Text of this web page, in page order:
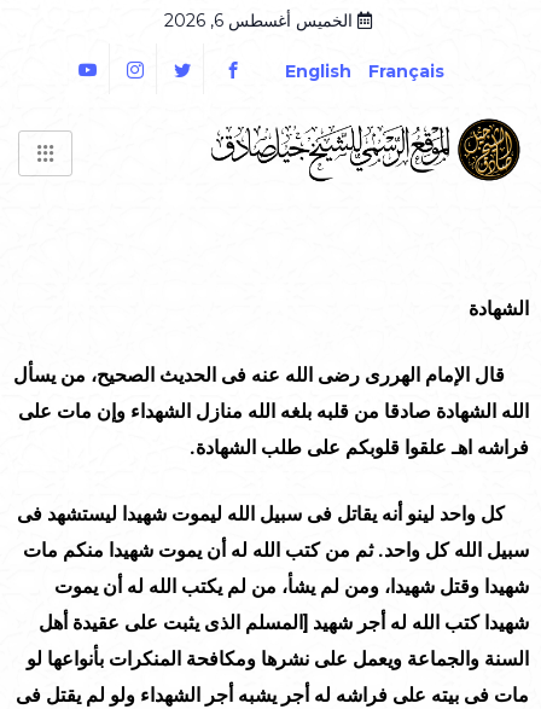
الخميس أغسطس 6, 2026
Français
English
الشهادة
قال الإمام الهررى رضى الله عنه فى الحديث الصحيح، من يسأل
الله الشهادة صادقا من قلبه بلغه الله منازل الشهداء وإن مات على
فراشه اهـ علقوا قلوبكم على طلب الشهادة.
كل واحد لينو أنه يقاتل فى سبيل الله ليموت شهيدا ليستشهد فى
سبيل الله كل واحد. ثم من كتب الله له أن يموت شهيدا منكم مات
شهيدا وقتل شهيدا، ومن لم يشأ، من لم يكتب الله له أن يموت
شهيدا كتب الله له أجر شهيد [المسلم الذى يثبت على عقيدة أهل
السنة والجماعة ويعمل على نشرها ومكافحة المنكرات بأنواعها لو
مات فى بيته على فراشه له أجر يشبه أجر الشهداء ولو لم يقتل فى